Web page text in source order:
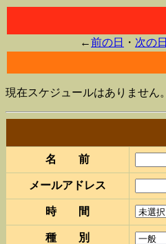
←前の日 ・ 次の日
現在スケジュールはありません。
名 前
メールアドレス
時 間
種 別